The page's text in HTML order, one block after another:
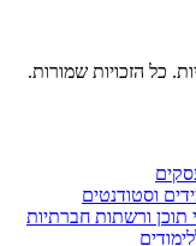
וסטודנטים
תוכן ורשתות חברתיות